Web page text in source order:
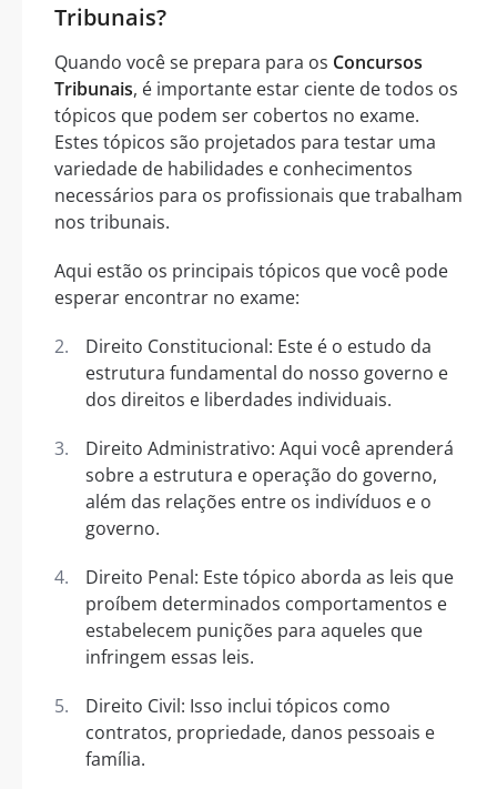
Tribunais?
Quando você se prepara para os Concursos
Tribunais, é importante estar ciente de todos os
tópicos que podem ser cobertos no exame.
Estes tópicos são projetados para testar uma
variedade de habilidades e conhecimentos
necessários para os profissionais que trabalham
nos tribunais.
Aqui estão os principais tópicos que você pode
esperar encontrar no exame:
Direito Constitucional: Este é o estudo da
estrutura fundamental do nosso governo e
dos direitos e liberdades individuais.
Direito Administrativo: Aqui você aprenderá
sobre a estrutura e operação do governo,
além das relações entre os indivíduos e o
governo.
Direito Penal: Este tópico aborda as leis que
proíbem determinados comportamentos e
estabelecem punições para aqueles que
infringem essas leis.
Direito Civil: Isso inclui tópicos como
contratos, propriedade, danos pessoais e
família.